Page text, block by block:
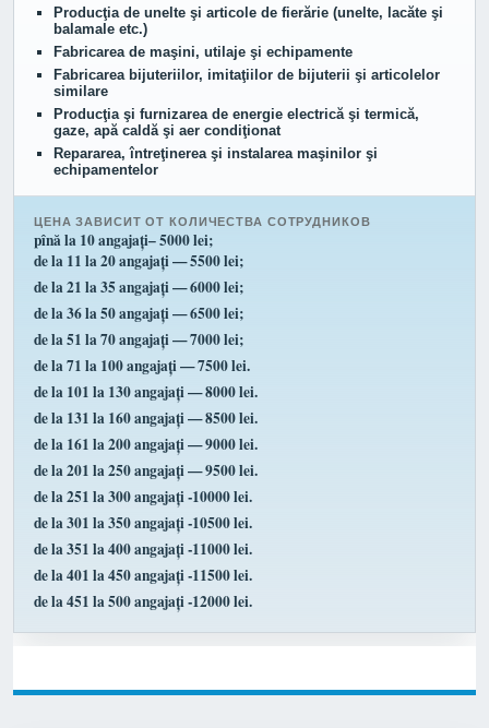
Producţia de unelte şi articole de fierărie (unelte, lacăte şi
balamale etc.)
Fabricarea de maşini, utilaje şi echipamente
Fabricarea bijuteriilor, imitaţiilor de bijuterii şi articolelor
similare
Producţia şi furnizarea de energie electrică şi termică,
gaze, apă caldă şi aer condiţionat
Repararea, întreţinerea şi instalarea maşinilor şi
echipamentelor
ЦЕНА ЗАВИСИТ ОТ КОЛИЧЕСТВА СОТРУДНИКОВ
pînă la 10 angajați– 5000 lei;
de la 11 la 20 angajați — 5500 lei;
de la 21 la 35 angajați — 6000 lei;
de la 36 la 50 angajați — 6500 lei;
de la 51 la 70 angajați — 7000 lei;
de la 71 la 100 angajați — 7500 lei.
de la 101 la 130 angajați — 8000 lei.
de la 131 la 160 angajați — 8500 lei.
de la 161 la 200 angajați — 9000 lei.
de la 201 la 250 angajați — 9500 lei.
de la 251 la 300 angajați -10000 lei.
de la 301 la 350 angajați -10500 lei.
de la 351 la 400 angajați -11000 lei.
de la 401 la 450 angajați -11500 lei.
de la 451 la 500 angajați -12000 lei.